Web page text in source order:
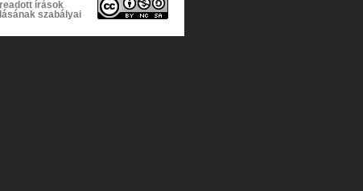
írások
szabályai